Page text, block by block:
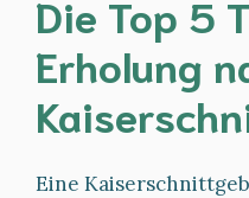
Die Top 5
Erholung
Eine